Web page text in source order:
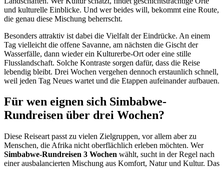
und kulturelle Einblicke. Und wer beides will, bekommt eine Route,
die genau diese Mischung beherrscht.
Besonders attraktiv ist dabei die Vielfalt der Eindrücke. An einem
Tag vielleicht die offene Savanne, am nächsten die Gischt der
Wasserfälle, dann wieder ein Kulturerbe-Ort oder eine stille
Flusslandschaft. Solche Kontraste sorgen dafür, dass die Reise
lebendig bleibt. Drei Wochen vergehen dennoch erstaunlich schnell,
weil jeden Tag Neues wartet und die Etappen aufeinander aufbauen.
Für wen eignen sich Simbabwe-
Rundreisen über drei Wochen?
Diese Reiseart passt zu vielen Zielgruppen, vor allem aber zu
Menschen, die Afrika nicht oberflächlich erleben möchten. Wer
Simbabwe-Rundreisen 3 Wochen wählt, sucht in der Regel nach
einer ausbalancierten Mischung aus Komfort, Natur und Kultur. Das